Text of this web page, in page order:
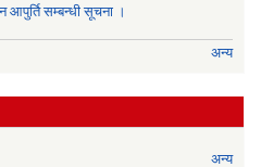
आपुर्ति सम्बन्धी सूचना ।
अन्य
अन्य